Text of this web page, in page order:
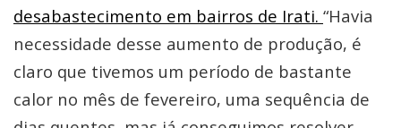
desabastecimento em bairros de Irati. “Havia
necessidade desse aumento de produção, é
claro que tivemos um período de bastante
calor no mês de fevereiro, uma sequência de